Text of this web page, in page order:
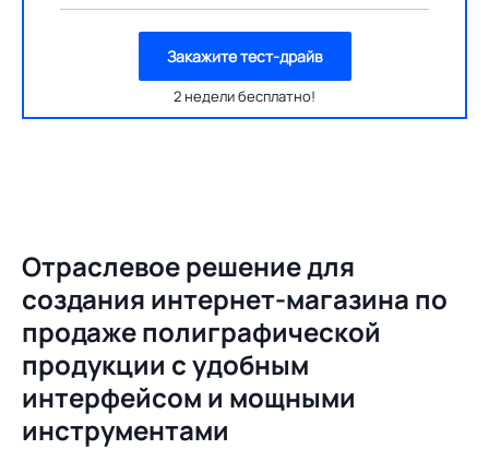
Закажите тест-драйв
2 недели бесплатно!
Отраслевое решение для
создания интернет-магазина по
продаже полиграфической
продукции с удобным
интерфейсом и мощными
инструментами